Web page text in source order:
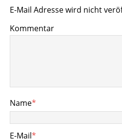
E-Mail Adresse wird nicht
Kommentar
Name*
E-Mail*